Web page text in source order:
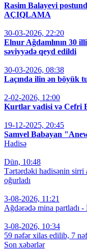
Rasim Balayevi
AÇIQLAMA
30-03-2026, 22:20
Elnur Ağdamlının 30
səviyyədə qeyd edildi
30-03-2026, 08:38
Laçında ilin ən böyük
2-02-2026, 12:00
Kurtlar vadisi və Cefri
19-12-2025, 20:45
Samvel Babayan
Hadisə
Dün, 10:48
Tərtərdəki hadisənin sirri
oğurladı
3-08-2026, 11:21
Ağdərədə mina partladı -
3-08-2026, 10:34
59 nəfər xilas edilib, 7
Son xəbərlər